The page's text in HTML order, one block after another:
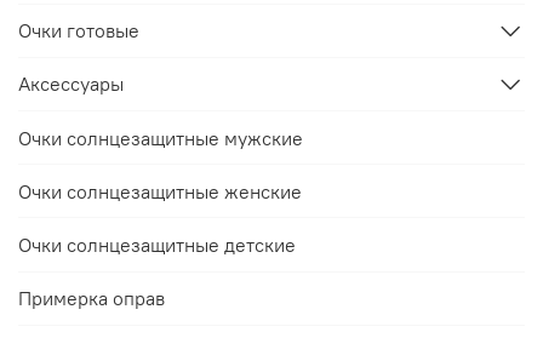
Очки готовые
Аксессуары
Очки солнцезащитные мужские
Очки солнцезащитные женские
Очки солнцезащитные детские
Примерка оправ